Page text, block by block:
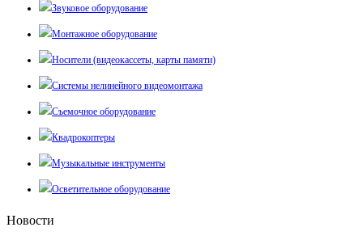
Звуковое оборудование
Монтажное оборудование
Носители (видеокассеты, карты памяти)
Системы нелинейного видеомонтажа
Съемочное оборудование
Квадрокоптеры
Музыкальные инструменты
Осветительное оборудование
Новости